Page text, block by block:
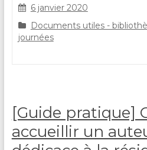
l
a
R
N
6 janvier 2020
Documents utiles -
journées
[Guide pratique]
accueillir un